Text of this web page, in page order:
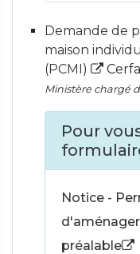
Demande de
maison
(PCMI)
Ministère chargé
Pour
Notice -
préalable